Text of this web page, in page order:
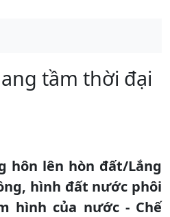
tầm thời đại
hôn lên hòn đất/Lắng
hình đất nước phôi
hình của nước - Chế